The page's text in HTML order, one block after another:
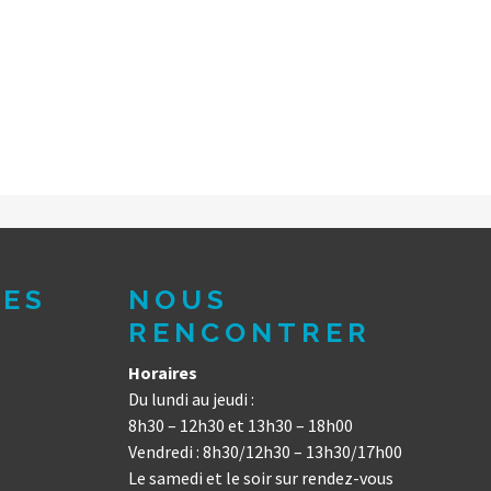
NOUS
RENCONTRER
Horaires
Du lundi au jeudi :
8h30 – 12h30 et 13h30 – 18h00
Vendredi : 8h30/12h30 – 13h30/17h00
Le samedi et le soir sur rendez-vous